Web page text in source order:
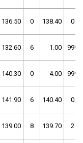
136.50 0 138.40 0
132.60 6 1.00 999
140.30 0 4.00 999
141.90 6 140.40 0
139.00 8 139.70 2